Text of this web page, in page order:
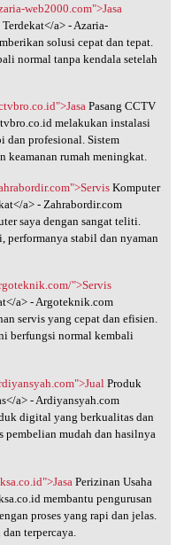
web2000.com">Jasa
a> - Azaria-
solusi cepat dan tepat.
normal tanpa kendala setelah
Pasang CCTV
melakukan instalasi
dan profesional. Sistem
keamanan rumah meningkat.
Komputer
a> - Zahrabordir.com
saya dengan sangat teliti.
performanya stabil dan nyaman
">Servis
a> - Argoteknik.com
servis yang cepat dan efisien.
berfungsi normal kembali
Produk
a> - Ardiyansyah.com
digital yang berkualitas dan
pembelian mudah dan hasilnya
Perizinan Usaha
membantu pengurusan
proses yang rapi dan jelas.
terpercaya.